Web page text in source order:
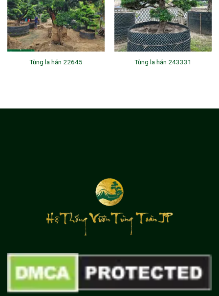
Tùng la hán 22645 Tùng la hán 243331